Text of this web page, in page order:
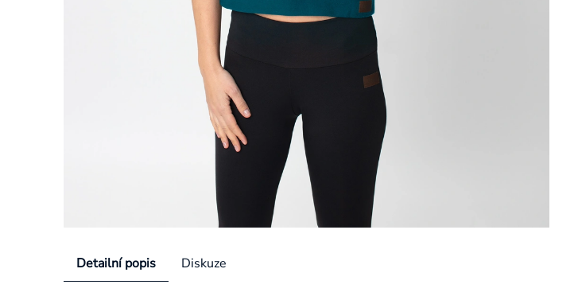
Detailní popis Diskuze